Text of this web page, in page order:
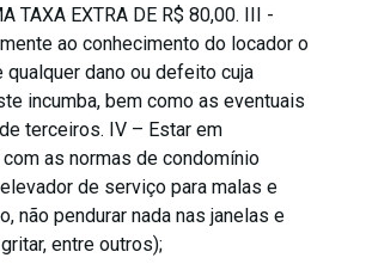
TAXA EXTRA DE R$ 80,00. III -
ao conhecimento do locador o
qualquer dano ou defeito cuja
incumba, bem como as eventuais
terceiros. IV – Estar em
as normas de condomínio
de serviço para malas e
não pendurar nada nas janelas e
entre outros);